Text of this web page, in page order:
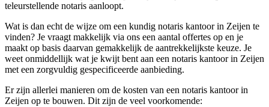
teleurstellende notaris aanloopt.
Wat is dan echt de wijze om een kundig notaris kantoor in Zeijen te
vinden? Je vraagt makkelijk via ons een aantal offertes op en je
maakt op basis daarvan gemakkelijk de aantrekkelijkste keuze. Je
weet onmiddellijk wat je kwijt bent aan een notaris kantoor in Zeijen
met een zorgvuldig gespecificeerde aanbieding.
Er zijn allerlei manieren om de kosten van een notaris kantoor in
Zeijen op te bouwen. Dit zijn de veel voorkomende: